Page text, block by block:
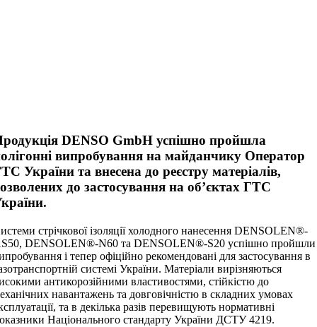
DENSO GmbH успішно пройшла
випробування на майданчику Оператор
України та внесена до реєстру матеріалів,
до застосування на об’єктах ГТС
стрічкової ізоляції холодного нанесення DENSOLEN®-
DENSOLEN®-N60 та DENSOLEN®-S20 успішно пройшли
і тепер офіційно рекомендовані для застосування в
системі України. Матеріали вирізняються
антикорозійними властивостями, стійкістю до
навантажень та довговічністю в складних умовах
та в декілька разів перевищують нормативні
Національного стандарту України ДСТУ 4219.